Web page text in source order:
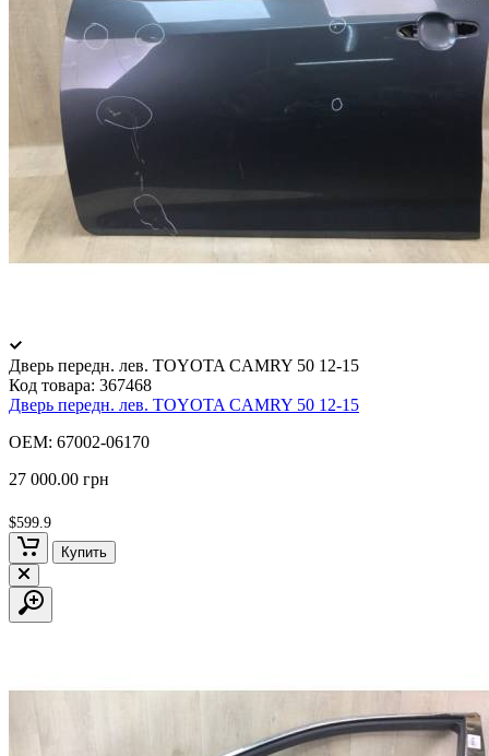
Дверь передн. лев. TOYOTA CAMRY 50 12-15
Код товара: 367468
Дверь передн. лев. TOYOTA CAMRY 50 12-15
OEM: 67002-06170
27 000.00 грн
$599.9
Купить